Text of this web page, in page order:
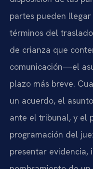
partes pueden
términos del
de crianza que
comunicación—el
plazo más breve.
un acuerdo, el
ante el tribunal, y el
programación del
presentar evidencia,